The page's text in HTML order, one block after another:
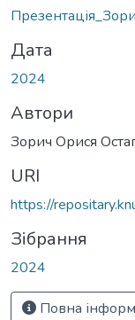
Дата
2024
Автори
Зорич Орися
URI
https://
Зібрання
2024
Повна